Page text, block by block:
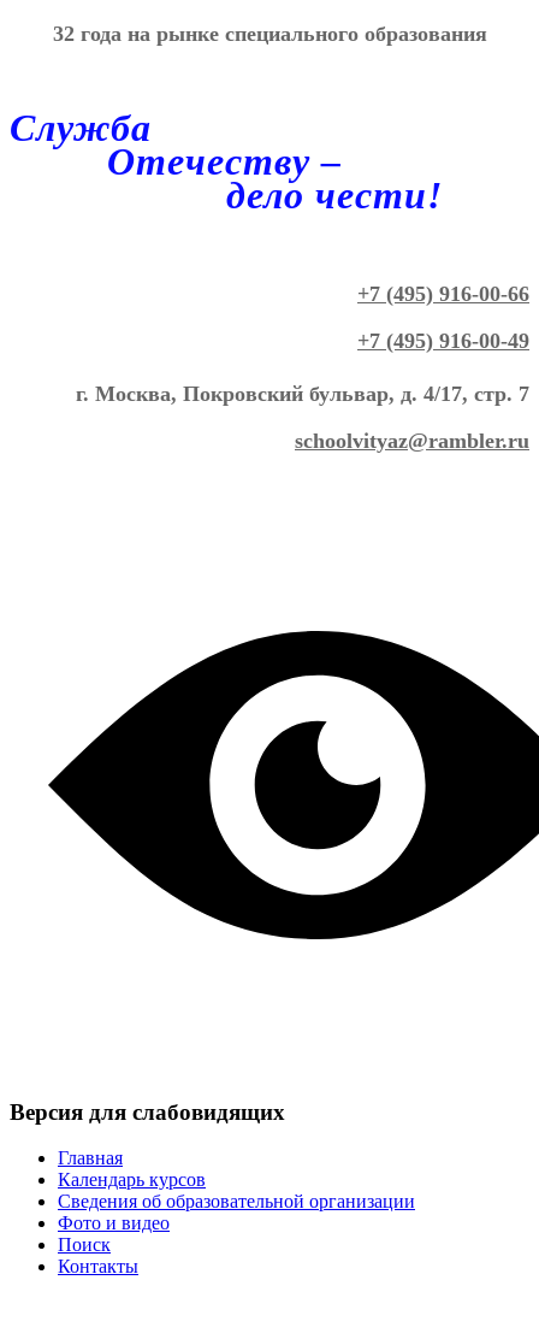
32 года на рынке специального образования
Служба
Отечеству –
дело чести!
+7 (495) 916-00-66
+7 (495) 916-00-49
г. Москва, Покровский бульвар, д. 4/17, стр. 7
schoolvityaz@rambler.ru
Версия для слабовидящих
Главная
Календарь курсов
Сведения об образовательной организации
Фото и видео
Поиск
Контакты